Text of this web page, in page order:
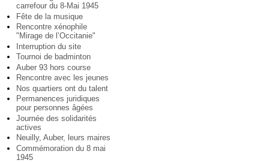
carrefour du 8-Mai 1945
Fête de la musique
Rencontre xénophile
"Mirage de l’Occitanie"
Interruption du site
Tournoi de badminton
Auber 93 hors course
Rencontre avec les jeunes
Nos quartiers ont du talent
Permanences juridiques
pour personnes âgées
Journée des solidarités
actives
Neuilly, Auber, leurs maires
Commémoration du 8 mai
1945